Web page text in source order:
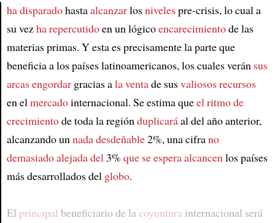
ha disparadohastaalcanzarlosnivelespre-crisis, lo cual a
su vezha repercutidoen un lógicoencarecimientode las
materias primas. Y esta es precisamente la parte que
beneficia a los países latinoamericanos, los cuales verán sus
arcasengordargracias ala ventade susvaliosos recursos
en elmercadointernacional. Se estima queel ritmo de
crecimientode toda la regiónduplicaráal del año anterior,
alcanzando unnada desdeñable2%, una cifrano
demasiado alejada del3% que se espera alcancenlos países
más desarrollados del globo.
El principal beneficiario de lacoyunturainternacional será